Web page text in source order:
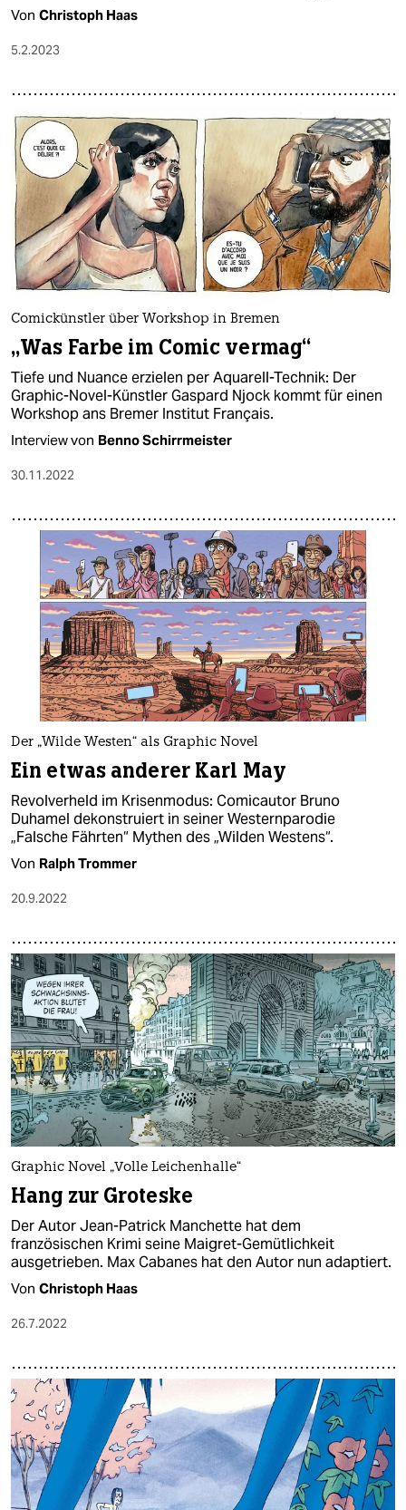
Von Christoph Haas
5.2.2023
Comickünstler über Workshop in Bremen
„Was Farbe im Comic vermag“
Tiefe und Nuance erzielen per Aquarell-Technik: Der
Graphic-Novel-Künstler Gaspard Njock kommt für einen
Workshop ans Bremer Institut Français.
Interview von Benno Schirrmeister
30.11.2022
Der „Wilde Westen“ als Graphic Novel
Ein etwas anderer Karl May
Revolverheld im Krisenmodus: Comicautor Bruno
Duhamel dekonstruiert in seiner Westernparodie
„Falsche Fährten“ Mythen des „Wilden Westens“.
Von Ralph Trommer
20.9.2022
Graphic Novel „Volle Leichenhalle“
Hang zur Groteske
Der Autor Jean-Patrick Manchette hat dem
französischen Krimi seine Maigret-Gemütlichkeit
ausgetrieben. Max Cabanes hat den Autor nun adaptiert.
Von Christoph Haas
26.7.2022